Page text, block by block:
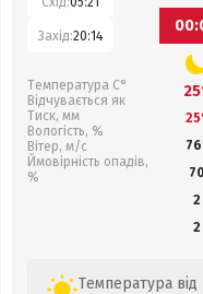
Захід:20:14
Температура С°
Відчувається як
Тиск, мм
Вологість, %
Вітер, м/с
Ймовірність опадів,
%
70
2
2
Температура від